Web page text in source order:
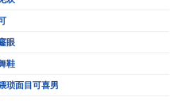
眼
鞋
琐面目可喜男